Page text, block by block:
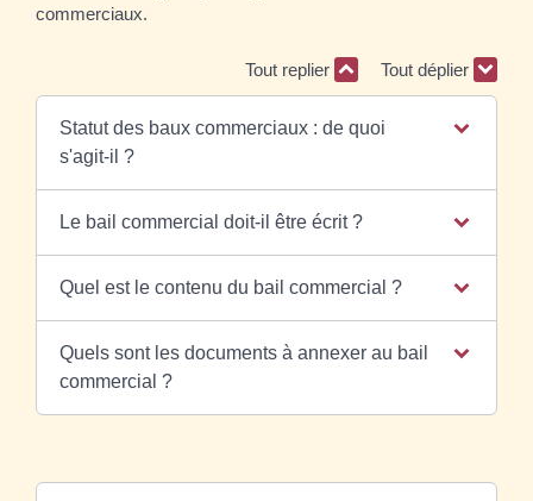
commerciaux.
Tout replier Tout déplier
Statut des baux commerciaux : de quoi
s'agit-il ?
Le bail commercial doit-il être écrit ?
Quel est le contenu du bail commercial ?
Quels sont les documents à annexer au bail
commercial ?